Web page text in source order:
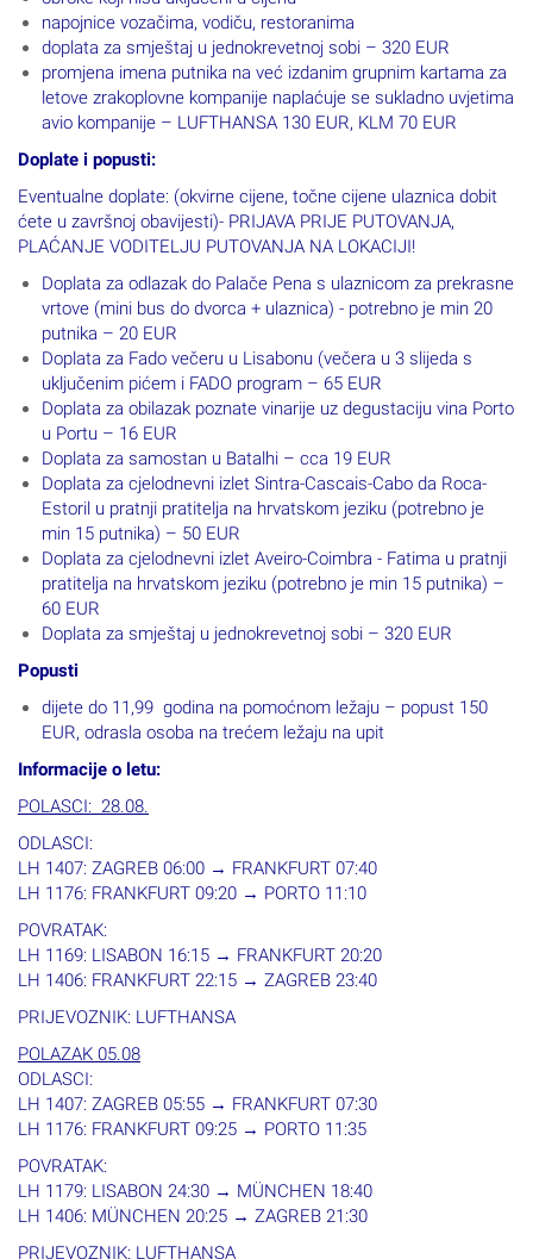
napojnice vozačima, vodiču, restoranima
doplata za smještaj u jednokrevetnoj sobi – 320 EUR
promjena imena putnika na već izdanim grupnim kartama za
letove zrakoplovne kompanije naplaćuje se sukladno uvjetima
avio kompanije – LUFTHANSA 130 EUR, KLM 70 EUR
Doplate i popusti:
Eventualne doplate: (okvirne cijene, točne cijene ulaznica dobit
ćete u završnoj obavijesti)- PRIJAVA PRIJE PUTOVANJA,
PLAĆANJE VODITELJU PUTOVANJA NA LOKACIJI!
Doplata za odlazak do Palače Pena s ulaznicom za prekrasne
vrtove (mini bus do dvorca + ulaznica) - potrebno je min 20
putnika – 20 EUR
Doplata za Fado večeru u Lisabonu (večera u 3 slijeda s
uključenim pićem i FADO program – 65 EUR
Doplata za obilazak poznate vinarije uz degustaciju vina Porto
u Portu – 16 EUR
Doplata za samostan u Batalhi – cca 19 EUR
Doplata za cjelodnevni izlet Sintra-Cascais-Cabo da Roca-
Estoril u pratnji pratitelja na hrvatskom jeziku (potrebno je
min 15 putnika) – 50 EUR
Doplata za cjelodnevni izlet Aveiro-Coimbra - Fatima u pratnji
pratitelja na hrvatskom jeziku (potrebno je min 15 putnika) –
60 EUR
Doplata za smještaj u jednokrevetnoj sobi – 320 EUR
Popusti
dijete do 11,99 godina na pomoćnom ležaju – popust 150
EUR, odrasla osoba na trećem ležaju na upit
Informacije o letu:
POLASCI: 28.08.
ODLASCI:
LH 1407: ZAGREB 06:00 → FRANKFURT 07:40
LH 1176: FRANKFURT 09:20 → PORTO 11:10
POVRATAK:
LH 1169: LISABON 16:15 → FRANKFURT 20:20
LH 1406: FRANKFURT 22:15 → ZAGREB 23:40
PRIJEVOZNIK: LUFTHANSA
POLAZAK 05.08
ODLASCI:
LH 1407: ZAGREB 05:55 → FRANKFURT 07:30
LH 1176: FRANKFURT 09:25 → PORTO 11:35
POVRATAK:
LH 1179: LISABON 24:30 → MÜNCHEN 18:40
LH 1406: MÜNCHEN 20:25 → ZAGREB 21:30
PRIJEVOZNIK: LUFTHANSA